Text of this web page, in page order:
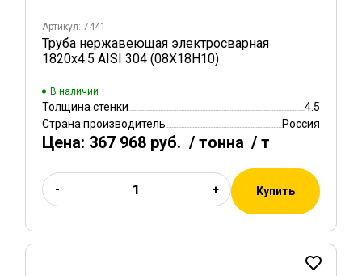
Артикул: 7441
Труба нержавеющая электросварная
1820х4.5 AISI 304 (08Х18Н10)
В наличии
Толщина стенки
4.5
Страна производитель
Россия
Цена: 367 968 руб. / тонна / т
- + Купить